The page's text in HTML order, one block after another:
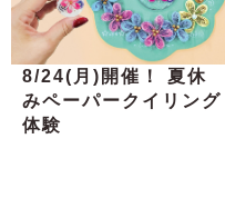
8/24(月)開催！ 夏休
みペーパークイリング
体験